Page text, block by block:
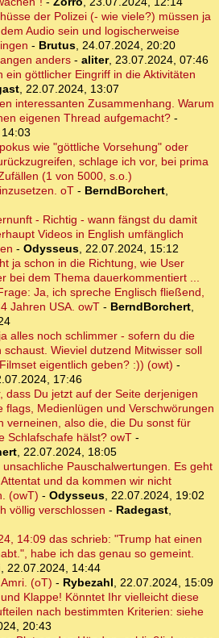
der Polizei (- wie viele?) müssen ja
Audio sein und logischerweise
- Brutus, 24.07.2024, 20:20
anders- aliter, 23.07.2024, 07:46
ein göttlicher Eingriff in die Aktivitäten
, 22.07.2024, 13:07
interessanten Zusammenhang. Warum
eigenen Thread aufgemacht? -
wie "göttliche Vorsehung" oder
schlage ich vor, bei prima
(1 von 5000, s.o.)
oT - BerndBorchert,
- Richtig - wann fängst du damit
Videos in English umfänglich
- Odysseus, 22.07.2024, 15:12
ja schon in die Richtung, wie User
bei dem Thema dauerkommentiert ...
Ja, ich spreche Englisch fließend,
Jahren USA. owT - BerndBorchert,
alles noch schlimmer - sofern du die
schaust. Wieviel dutzend Mitwisser soll
eigentlich geben? :)) (owt) -
17:46
dass Du jetzt auf der Seite derjenigen
flags, Medienlügen und Verschwörungen
verneinen, also die, die Du sonst für
Schlafschafe hälst? owT -
, 22.07.2024, 18:05
unsachliche Pauschalwertungen. Es geht
und da kommen wir nicht
(owT) - Odysseus, 22.07.2024, 19:02
völlig verschlossen - Radegast,
14:09 das schrieb: "Trump hat einen
habe ich das genau so gemeint.
, 22.07.2024, 14:44
(oT) - Rybezahl, 22.07.2024, 15:09
Klappe! Könntet Ihr vielleicht diese
nach bestimmten Kriterien: siehe
20:43